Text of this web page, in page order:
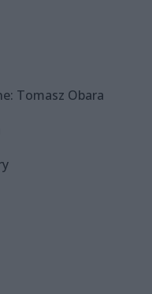
Tomasz Obara